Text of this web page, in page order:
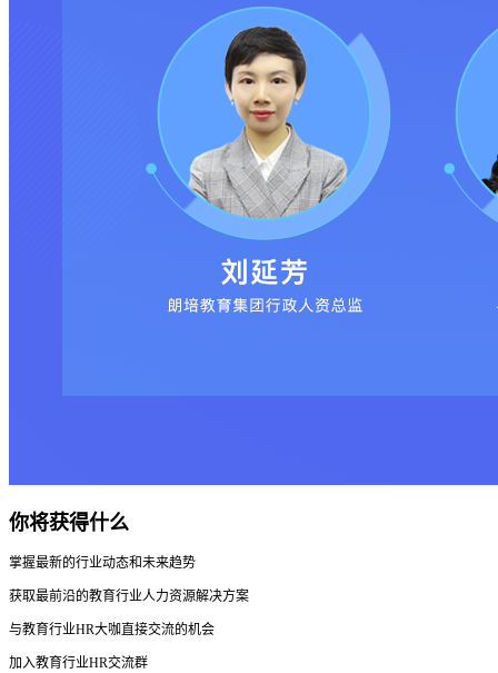
你将获得什么
掌握最新的行业动态和未来趋势
获取最前沿的教育行业人力资源解决方案
与教育行业HR大咖直接交流的机会
加入教育行业HR交流群